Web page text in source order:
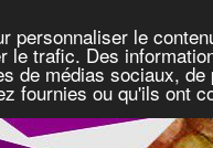
personnaliser le
le trafic. Des
de médias sociaux,
fournies ou qu'ils ont